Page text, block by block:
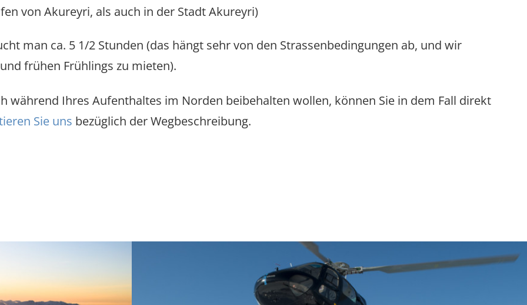
von Akureyri, als auch in der Stadt Akureyri)
man ca. 5 1/2 Stunden (das hängt sehr von den Strassenbedingungen ab, und wir
frühen Frühlings zu mieten).
während Ihres Aufenthaltes im Norden beibehalten wollen, können Sie in dem Fall direkt
Sie uns bezüglich der Wegbeschreibung.